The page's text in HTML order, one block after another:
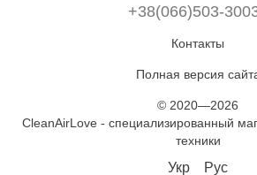
+38(066)503-
Контакты
Полная версия
© 2020—2026
CleanAirLove - специализированный
техники
Укр Рус